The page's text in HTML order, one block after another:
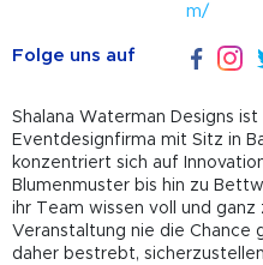
m/
Folge uns auf
Shalana Waterman Designs
Eventdesignfirma mit Sitz in
konzentriert sich auf
Blumenmuster bis hin zu
ihr Team wissen voll und
Veranstaltung nie die Chance
daher bestrebt,